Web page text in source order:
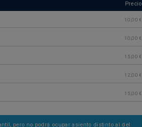
Precio
10,00 €
10,00 €
15,00 €
12,00 €
15,00 €
pero no podrá ocupar asiento distinto al del